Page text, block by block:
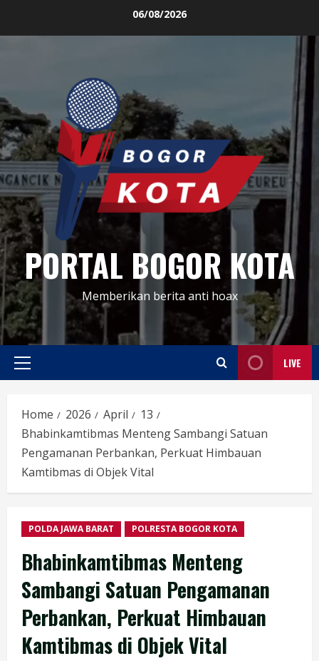
06/08/2026
PORTAL BOGOR KOTA
Memberikan berita anti hoax
Primary
LIVE
Home 2026 April
13
Bhabinkamtibmas Menteng Sambangi Satuan
Pengamanan Perbankan, Perkuat Himbauan
Kamtibmas di Objek Vital
POLDA JAWA BARAT POLRESTA BOGOR KOTA
Bhabinkamtibmas Menteng
Sambangi Satuan Pengamanan
Perbankan, Perkuat Himbauan
Kamtibmas di Objek Vital